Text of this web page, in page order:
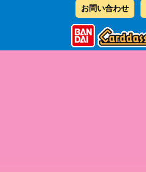
お問い合わせ